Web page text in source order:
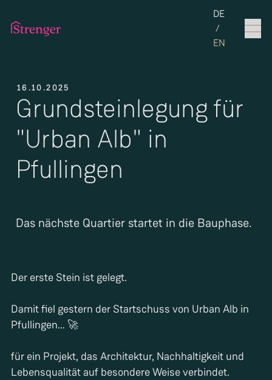
Set the
DE
/
EN
16.10.2025
Grundsteinlegung für
"Urban Alb" in
Pfullingen
Das nächste Quartier startet in die Bauphase.
Der erste Stein ist gelegt.
Damit fiel gestern der Startschuss von Urban Alb in
Pfullingen… 🚀
für ein Projekt, das Architektur, Nachhaltigkeit und
Lebensqualität auf besondere Weise verbindet.